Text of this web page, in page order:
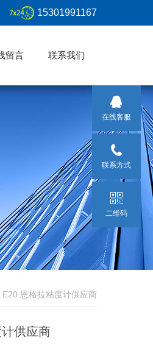
15301991167
留言 联系我们
恩格拉粘度计供应商
供应商
在线客服
联系方式
二维码